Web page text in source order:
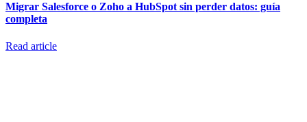
Migrar Salesforce o Zoho a HubSpot sin perder datos: guía
completa
Read article